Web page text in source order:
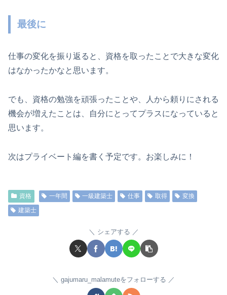
最後に
仕事の変化を振り返ると、資格を取ったことで大きな変化
はなかったかなと思います。
でも、資格の勉強を頑張ったことや、人から頼りにされる
機会が増えたことは、自分にとってプラスになっていると
思います。
次はプライベート編を書く予定です。お楽しみに！
資格 一年間 一級建築士 仕事 取得
変換
建築士
シェアする
gajumaru_malamuteをフォローする